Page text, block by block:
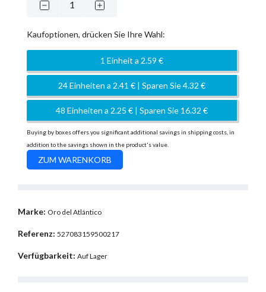
Kaufoptionen, drücken Sie Ihre Wahl:
1 Einheit a 2.59 €
24 Einheiten a 2.41 € | Sparen Sie 4.32 €
48 Einheiten a 2.25 € | Sparen Sie 16.32 €
Buying by boxes offers you significant additional savings in shipping costs, in
addition to the savings shown in the product's value.
Marke: Oro del Atlántico
Referenz: 527083159500217
Verfügbarkeit: Auf Lager